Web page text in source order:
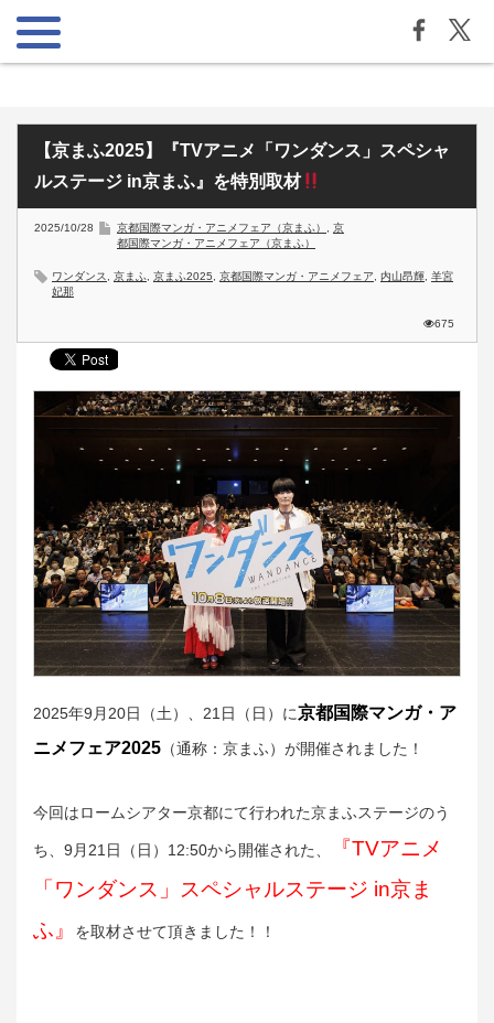
【京まふ2025】『TVアニメ「ワンダンス」スペシャ
ルステージ in京まふ』を特別取材
2025/10/28 京都国際マンガ・アニメフェア（京まふ）
京
都国際マンガ・アニメフェア（京まふ）
ワンダンス 京まふ 京まふ2025 京都国際マンガ・アニメフェア 内山昂輝 羊宮
妃那
675
2025年9月20日（土）、21日（日）に京都国際マンガ・ア
ニメフェア2025 （通称：京まふ）が開催されました！
今回はロームシアター京都にて行われた京まふステージのう
ち、9月21日（日）12:50から開催された、
『TVアニメ
「ワンダンス」スペシャルステージ in京ま
ふ』
を取材させて頂きました！！